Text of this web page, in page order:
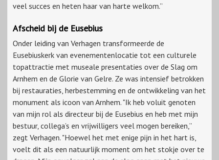
veel succes en heten haar van harte welkom.”
Afscheid bij de Eusebius
Onder leiding van Verhagen transformeerde de
Eusebiuskerk van evenementenlocatie tot een culturele
topattractie met museale presentaties over de Slag om
Arnhem en de Glorie van Gelre. Ze was intensief betrokken
bij restauraties, herbestemming en de ontwikkeling van het
monument als icoon van Arnhem. "Ik heb voluit genoten
van mijn rol als directeur bij de Eusebius en heb met mijn
bestuur, collega’s en vrijwilligers veel mogen bereiken,”
zegt Verhagen. "Hoewel het met enige pijn in het hart is,
voelt dit als een natuurlijk moment om het stokje over te